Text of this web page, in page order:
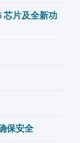
片及全新功
保安全